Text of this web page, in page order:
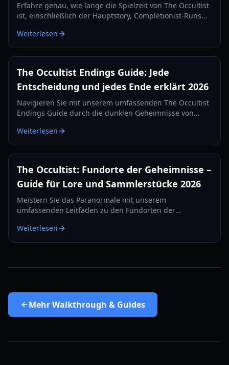
Erfahre genau, wie lange die Spielzeit von The Occultist
ist, einschließlich der Hauptstory, Completionist-Runs
Godstone.
Weiterlesen
The Occultist Endings Guide: Jede
Entscheidung und jedes Ende erklärt 2026
Navigieren Sie mit unserem umfassenden The Occultist
Endings Guide durch die dunklen Geheimnisse von
Abschluss für Alan Revels freischalten.
Weiterlesen
The Occultist: Fundorte der Geheimnisse –
Guide für Lore und Sammlerstücke 2026
Meistern Sie das Paranormale mit unserem
umfassenden Leitfaden zu den Fundorten der
Sammlerstück auf Goston Island und decken Sie Alans
Vergangenheit auf.
Weiterlesen
MehrWalkthrough & Guides